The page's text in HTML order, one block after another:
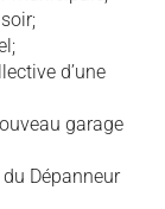
d’une
garage
Dépanneur